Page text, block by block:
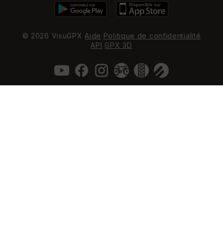
© 2026 VisuGPXAide Politique de confidentialité
API GPX 3D